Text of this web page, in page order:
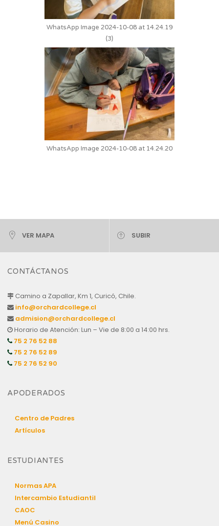
WhatsApp Image 2024-10-08 at 14.24.19
(3)
WhatsApp Image 2024-10-08 at 14.24.20
VER MAPA SUBIR
CONTÁCTANOS
Camino a Zapallar, Km 1, Curicó, Chile.
info@orchardcollege.cl
admision@orchardcollege.cl
Horario de Atención: Lun – Vie de 8:00 a 14:00 hrs.
75 2 76 52 88
75 2 76 52 89
75 2 76 52 90
APODERADOS
Centro de Padres
Artículos
ESTUDIANTES
Normas APA
Intercambio Estudiantil
CAOC
Menú Casino